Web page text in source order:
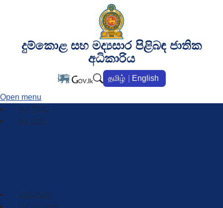
දුම්කොළ සහ මද්‍යසාර පිළිබඳ ජාතික
අධිකාරිය
தமிழ் English
Open menu
මුල් පිටුව
අප ගැන
සේවාවන්
වැඩසටහන්